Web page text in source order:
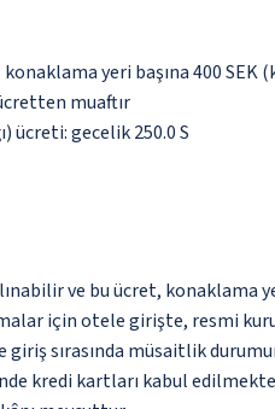
yeri başına 400
muaftır
ücreti: gecelik 250.0 S
ve bu ücret,
için otele girişte, resmi
sırasında müsaitlik
kredi kartları kabul